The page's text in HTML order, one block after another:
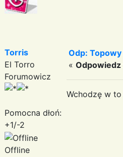
Torris
El Torro
Forumowicz
Pomocna dłoń:
+1/-2
Offline
Odp: Topowy
« Odpowiedz
Wchodzę w to